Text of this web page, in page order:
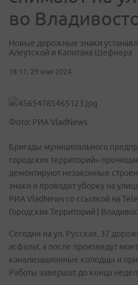
во
Новые дорожные знаки
Алеутской и Капитана Шефнера
18:11, 29 мая 2024
Фото: РИА VladNews
Бригады муниципального
городских территорий»
демонтируют незаконные
знаки и проводят уборку на
РИА VladNews со ссылкой на
Городских Территорий |
Сегодня на ул. Русская, 37
асфальт, а после произведут
канализационные колодцы и
Работы завершат до конца